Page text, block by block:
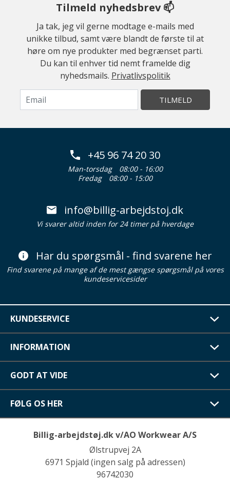
Tilmeld nyhedsbrev 📫
Ja tak, jeg vil gerne modtage e-mails med
unikke tilbud, samt være blandt de første til at
høre om nye produkter med begrænset parti.
Du kan til enhver tid nemt framelde dig
nyhedsmails. Privatlivspolitik
TILMELD
+45 96 74 20 30
Man-torsdag
08:00 - 16:00
Fredag
08:00 - 15:00
info@billig-arbejdstoj.dk
Vi svarer altid inden for 24 timer på hverdage
Har du spørgsmål - find svarene her
Find svarene på mange af de mest gængse spørgsmål på vores
kundeservicesider
KUNDESERVICE
INFORMATION
GODT AT VIDE
FØLG OS HER
Billig-arbejdstøj.dk v/AO Workwear A/S
Ølstrupvej 2A
6971 Spjald (ingen salg på adressen)
96742030